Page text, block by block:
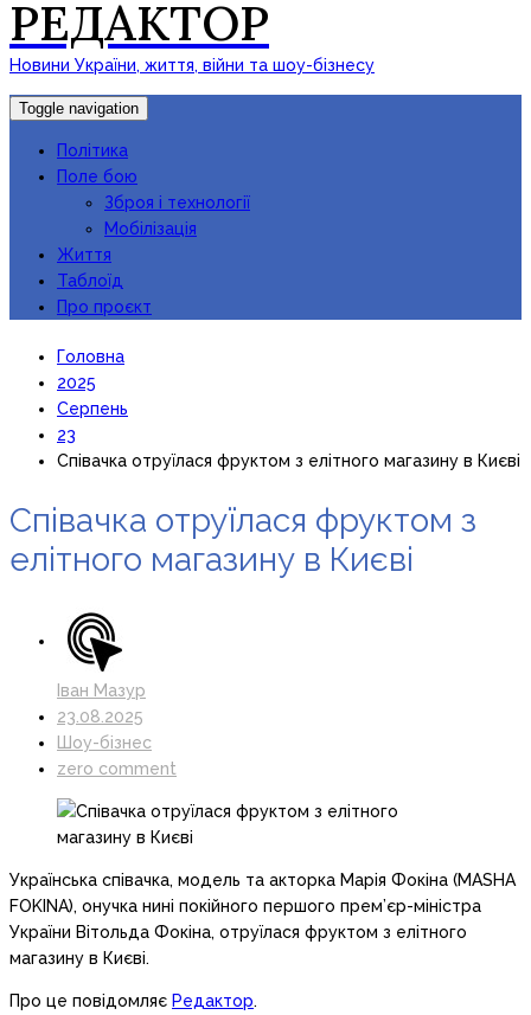
РЕДАКТОР
Новини України, життя, війни та шоу-бізнесу
Toggle navigation
Політика
Поле бою
Зброя і технології
Мобілізація
Життя
Таблоїд
Про проєкт
Головна
2025
Серпень
23
Співачка отруїлася фруктом з елітного магазину в Києві
Співачка отруїлася фруктом з
елітного магазину в Києві
Іван Мазур
23.08.2025
Шоу-бізнес
zero comment
Українська співачка, модель та акторка Марія Фокіна (MASHA
FOKINA), онучка нині покійного першого прем’єр-міністра
України Вітольда Фокіна, отруїлася фруктом з елітного
магазину в Києві.
Про це повідомляє Редактор.